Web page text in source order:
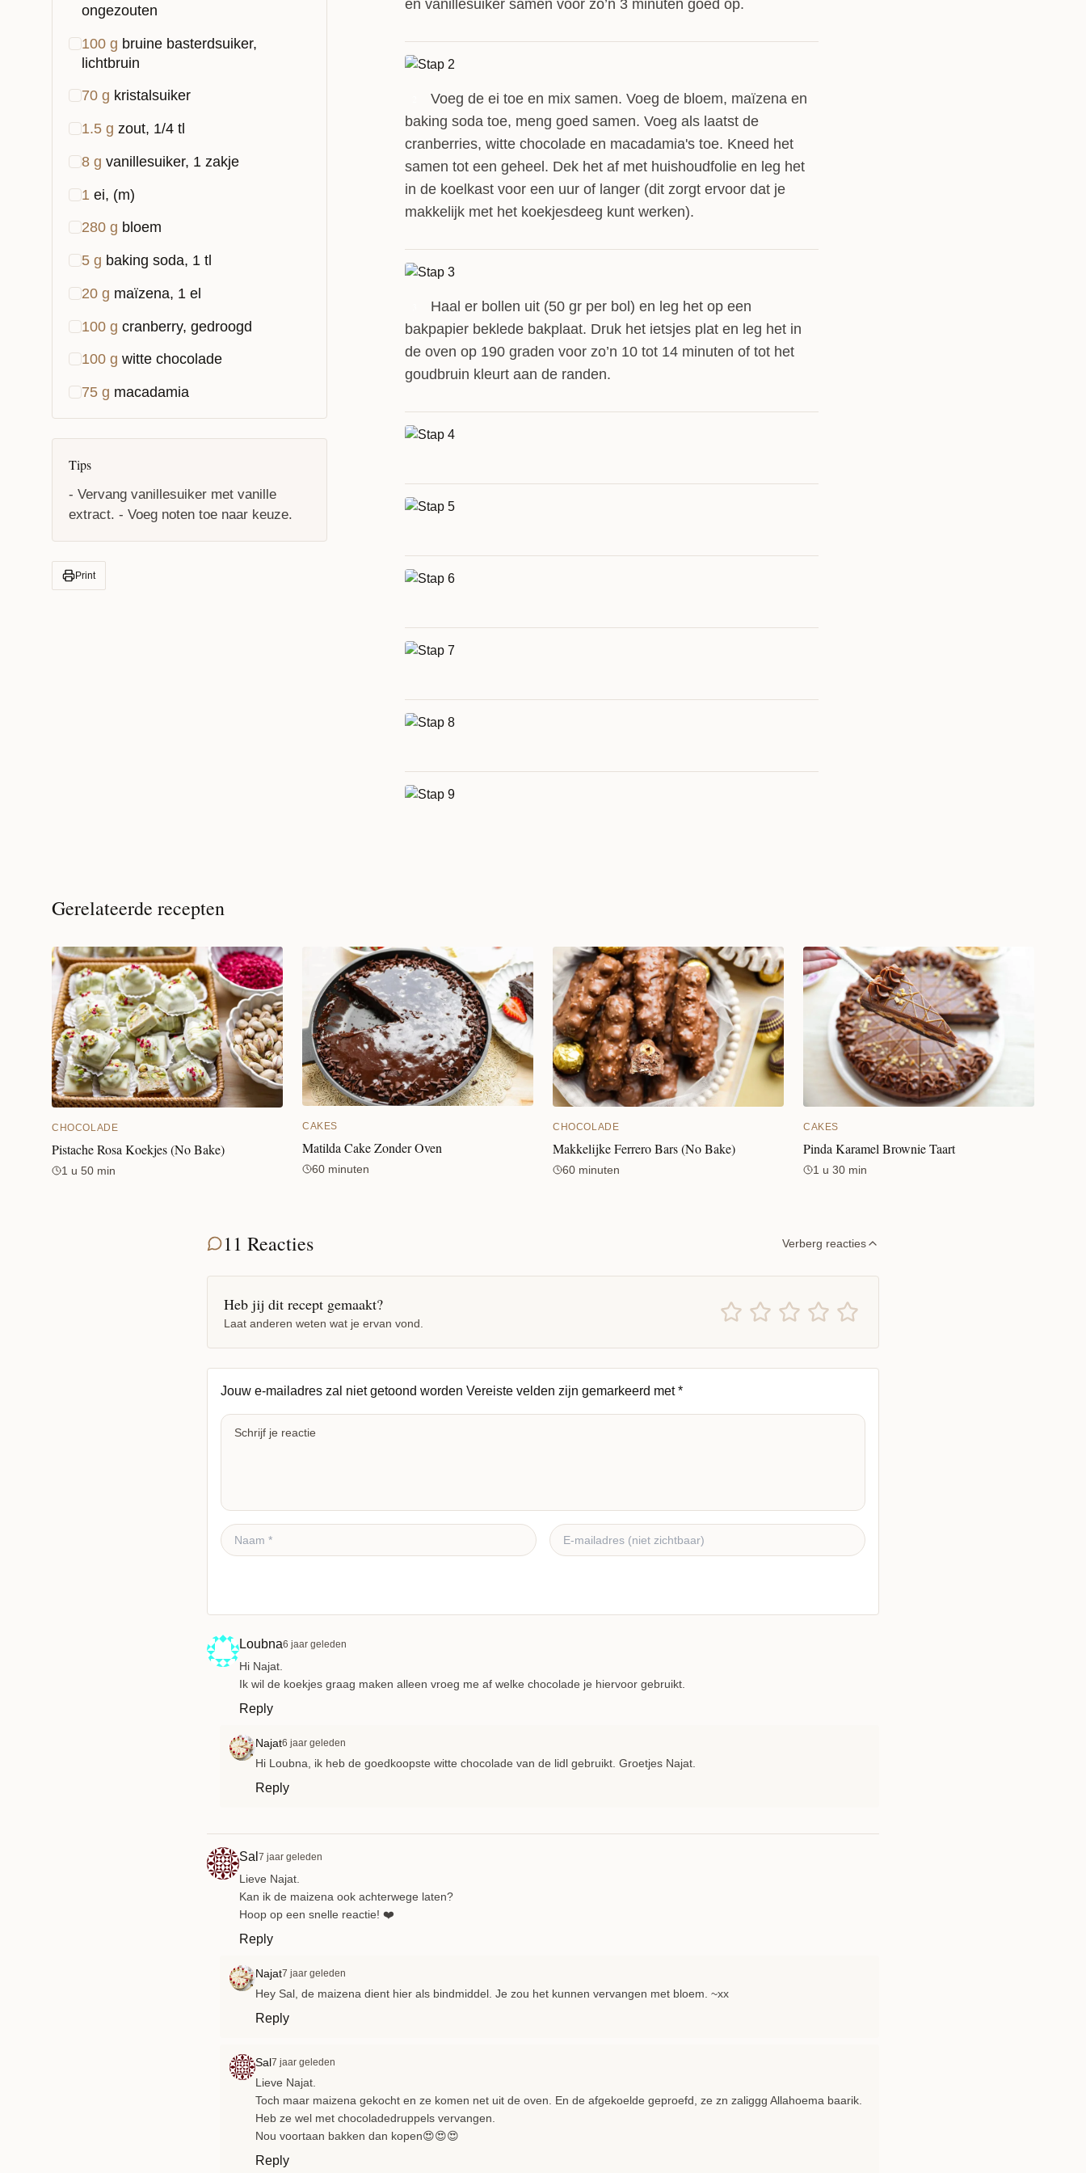
ongezouten
100 g bruine basterdsuiker,
lichtbruin
70 g kristalsuiker
1.5 g zout, 1/4 tl
8 g vanillesuiker, 1 zakje
1 ei, (m)
280 g bloem
5 g baking soda, 1 tl
20 g maïzena, 1 el
100 g cranberry, gedroogd
100 g witte chocolade
75 g macadamia
Tips
- Vervang vanillesuiker met vanille
extract. - Voeg noten toe naar keuze.
Print
en vanillesuiker samen voor zo’n 3 minuten goed op.
Voeg de ei toe en mix samen. Voeg de bloem, maïzena en
baking soda toe, meng goed samen. Voeg als laatst de
cranberries, witte chocolade en macadamia's toe. Kneed het
samen tot een geheel. Dek het af met huishoudfolie en leg het
in de koelkast voor een uur of langer (dit zorgt ervoor dat je
makkelijk met het koekjesdeeg kunt werken).
Haal er bollen uit (50 gr per bol) en leg het op een
bakpapier beklede bakplaat. Druk het ietsjes plat en leg het in
de oven op 190 graden voor zo’n 10 tot 14 minuten of tot het
goudbruin kleurt aan de randen.
Gerelateerde recepten
CHOCOLADE
Pistache Rosa Koekjes (No Bake)
1 u 50 min
CAKES
Matilda Cake Zonder Oven
60 minuten
CHOCOLADE
Makkelijke Ferrero Bars (No Bake)
60 minuten
CAKES
Pinda Karamel Brownie Taart
1 u 30 min
11 Reacties Verberg reacties
Heb jij dit recept gemaakt?
Laat anderen weten wat je ervan vond.
Jouw e-mailadres zal niet getoond worden Vereiste velden zijn gemarkeerd met*
Loubna6 jaar geleden
Hi Najat.
Ik wil de koekjes graag maken alleen vroeg me af welke chocolade je hiervoor gebruikt.
Reply
Najat6 jaar geleden
Hi Loubna, ik heb de goedkoopste witte chocolade van de lidl gebruikt. Groetjes Najat.
Reply
Sal 7 jaar geleden
Lieve Najat.
Kan ik de maizena ook achterwege laten?
Hoop op een snelle reactie! ❤️
Reply
Najat7 jaar geleden
Hey Sal, de maizena dient hier als bindmiddel. Je zou het kunnen vervangen met bloem. ~xx
Reply
Sal7 jaar geleden
Lieve Najat.
Toch maar maizena gekocht en ze komen net uit de oven. En de afgekoelde geproefd, ze zn zaliggg Allahoema baarik.
Heb ze wel met chocoladedruppels vervangen.
Nou voortaan bakken dan kopen😍😍😍
Reply